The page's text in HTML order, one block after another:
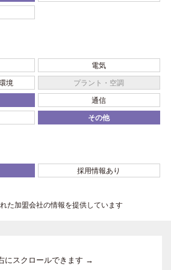
電気
境 プラント・空調
通信
その他
採用情報あり
た加盟会社の情報を提供しています
にスクロールできます →